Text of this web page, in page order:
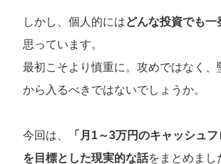
しかし、個人的にはどんな投資でも一
思っています。
最初こそより慎重に。攻めではなく、
から入るべきではないでしょうか。
今回は、
「月1～3万円のキャッシュフ
を目標とした現実的な話をまとめまし